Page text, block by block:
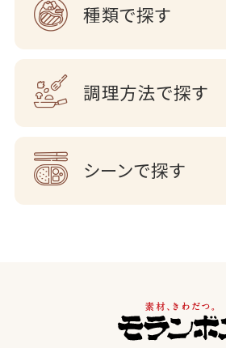
種類で探す
調理方法で探す
シーンで探す